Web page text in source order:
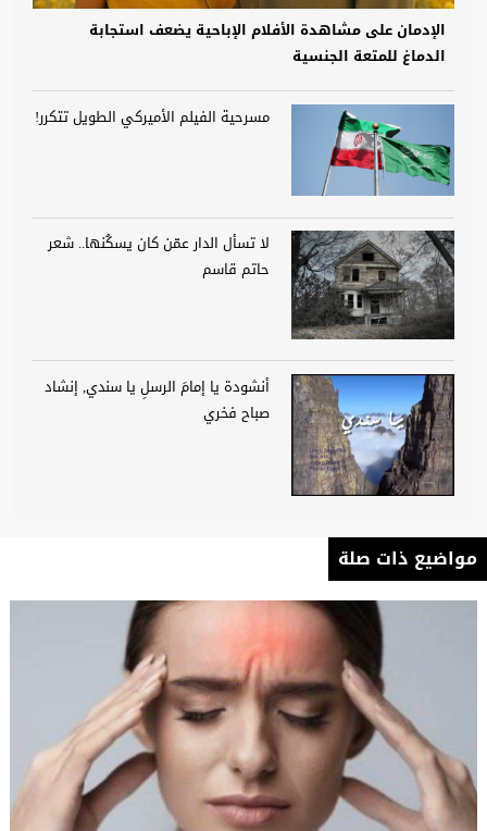
الإدمان على مشاهدة الأفلام الإباحية يضعف استجابة
الدماغ للمتعة الجنسية
مسرحية الفيلم الأميركي الطويل تتكرر!
لا تسأل الدار عمّن كان يسكُنها.. شعر
حاتم قاسم
أنشودة يا إمامَ الرسلِ يا سندي, إنشاد
صباح فخري
مواضيع ذات صلة